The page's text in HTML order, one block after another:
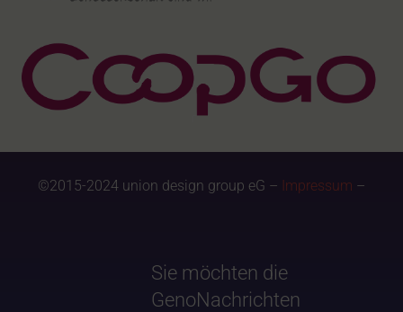
©2015-2024 union design group eG – Impressum –
Sie möchten die
GenoNachrichten